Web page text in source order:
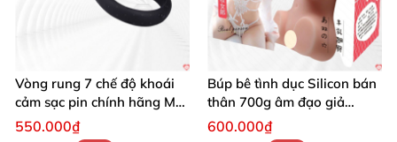
Vòng rung 7 chế độ khoái
cảm sạc pin chính hãng Mỹ
cực phê
550.000₫
Búp bê tình dục Silicon bán
thân 700g âm đạo giả
nguyên khối giống thật
600.000₫